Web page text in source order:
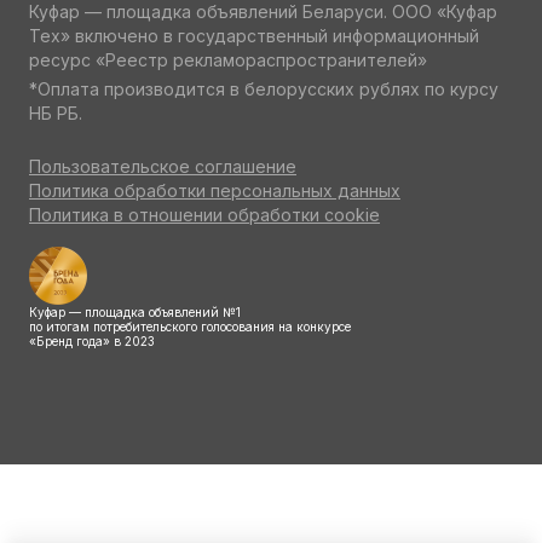
Куфар — площадка объявлений Беларуси. ООО «Куфар
Тех» включено в государственный информационный
ресурс «Реестр рекламораспространителей»
*Оплата производится в белорусских рублях по курсу
НБ РБ.
Пользовательское соглашение
Политика обработки персональных данных
Политика в отношении обработки cookie
Куфар — площадка объявлений №1
по итогам потребительского голосования на конкурсе
«Бренд года» в 2023